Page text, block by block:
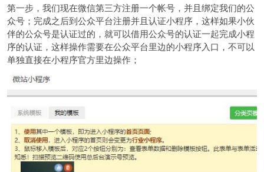
第一步，我们现在微信第三方注册一个帐号，并且绑定我们的公
众号；完成之后到公众平台注册并且认证小程序，这样如果小伙
伴的公众号是认证过的，就可以借用公众号的认证一起完成小程
序的认证，这样操作需要在公众平台里边的小程序入口，不可以
单独直接在小程序官方里边操作；